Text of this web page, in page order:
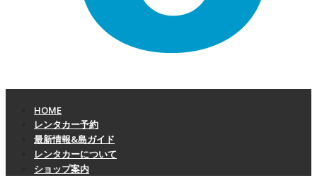
HOME
レンタカー予約
最新情報&島ガイド
レンタカーについて
ショップ案内